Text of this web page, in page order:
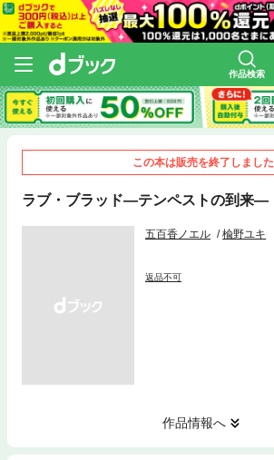
作品検索
この本は販売を終了しました
ラブ・ブラッド―テンペストの到来―
五百香ノエル 楡野ユキ
返品不可
作品情報へ